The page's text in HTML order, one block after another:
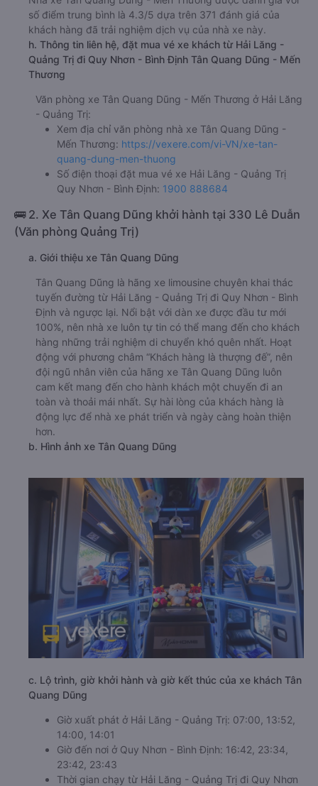
số điểm trung bình là 4.3/5 dựa trên 371 đánh giá của
khách hàng đã trải nghiệm dịch vụ của nhà xe này.
h. Thông tin liên hệ, đặt mua vé xe khách từ Hải Lăng -
Quảng Trị đi Quy Nhơn - Bình Định Tân Quang Dũng - Mến
Thương
Văn phòng xe Tân Quang Dũng - Mến Thương ở Hải Lăng
- Quảng Trị:
Xem địa chỉ văn phòng nhà xe Tân Quang Dũng -
Mến Thương: https://vexere.com/vi-VN/xe-tan-
quang-dung-men-thuong
Số điện thoại đặt mua vé xe Hải Lăng - Quảng Trị
Quy Nhơn - Bình Định: 1900 888684
🚌 2. Xe Tân Quang Dũng khởi hành tại 330 Lê Duẫn
(Văn phòng Quảng Trị)
a. Giới thiệu xe Tân Quang Dũng
Tân Quang Dũng là hãng xe limousine chuyên khai thác
tuyến đường từ Hải Lăng - Quảng Trị đi Quy Nhơn - Bình
Định và ngược lại. Nổi bật với dàn xe được đầu tư mới
100%, nên nhà xe luôn tự tin có thể mang đến cho khách
hàng những trải nghiệm di chuyển khó quên nhất. Hoạt
động với phương châm “Khách hàng là thượng đế”, nên
đội ngũ nhân viên của hãng xe Tân Quang Dũng luôn
cam kết mang đến cho hành khách một chuyến đi an
toàn và thoải mái nhất. Sự hài lòng của khách hàng là
động lực để nhà xe phát triển và ngày càng hoàn thiện
hơn.
b. Hình ảnh xe Tân Quang Dũng
c. Lộ trình, giờ khởi hành và giờ kết thúc của xe khách Tân
Quang Dũng
Giờ xuất phát ở Hải Lăng - Quảng Trị: 07:00, 13:52,
14:00, 14:01
Giờ đến nơi ở Quy Nhơn - Bình Định: 16:42, 23:34,
23:42, 23:43
Thời gian chạy từ Hải Lăng - Quảng Trị đi Quy Nhơn